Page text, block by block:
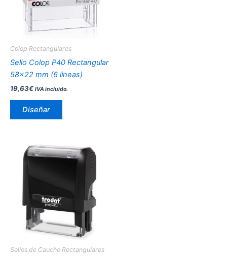
Colop Rectangulares
Sello Colop P40 Rectangular
58×22 mm (6 lineas)
19,63€ IVA incluido.
Diseñar
Las
opciones
se
en
la
página
Sellos de Caucho Rectangulares
Este
producto
múltiples
variantes.
opciones
se